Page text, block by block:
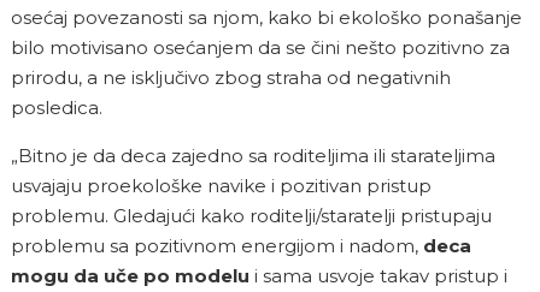
osećaj povezanosti sa njom, kako bi ekološko ponašanje
bilo motivisano osećanjem da se čini nešto pozitivno za
prirodu, a ne isključivo zbog straha od negativnih
posledica.
„Bitno je da deca zajedno sa roditeljima ili starateljima
usvajaju proekološke navike i pozitivan pristup
problemu. Gledajući kako roditelji/staratelji pristupaju
problemu sa pozitivnom energijom i nadom, deca
mogu da uče po modelu i sama usvoje takav pristup i